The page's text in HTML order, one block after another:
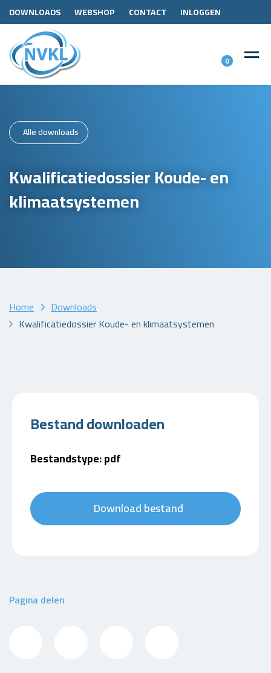
DOWNLOADS WEBSHOP CONTACT INLOGGEN
0
Alle downloads
Kwalificatiedossier Koude- en
klimaatsystemen
Home
Downloads
Kwalificatiedossier Koude- en klimaatsystemen
Bestand downloaden
Bestandstype: pdf
Download bestand
Pagina delen